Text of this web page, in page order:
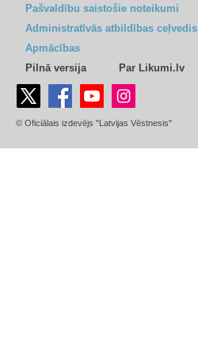
Pašvaldību saistošie noteikumi
Administratīvās atbildības ceļvedis
Apmācības
Pilnā versija
Par Likumi.lv
© Oficiālais izdevējs "Latvijas Vēstnesis"